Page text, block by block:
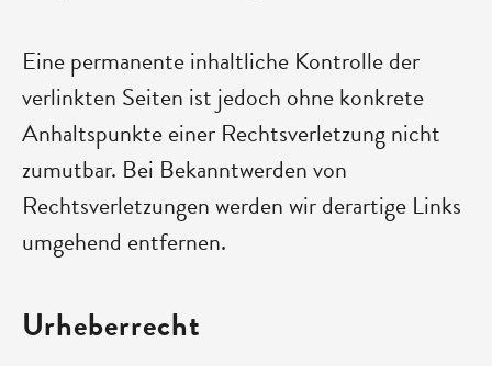
Eine permanente inhaltliche Kontrolle der
verlinkten Seiten ist jedoch ohne konkrete
Anhaltspunkte einer Rechtsverletzung nicht
zumutbar. Bei Bekanntwerden von
Rechtsverletzungen werden wir derartige Links
umgehend entfernen.
Urheberrecht